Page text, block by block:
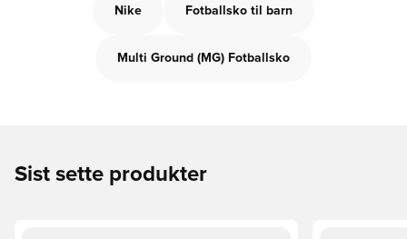
Nike Fotballsko til barn
Multi Ground (MG) Fotballsko
Sist sette produkter